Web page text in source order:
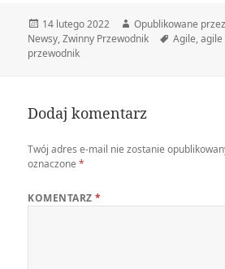
Data
publikacji
14 lutego 2022 Autor
Opublikowane
Newsy,Zwinny Przewodnik Tagi
Agile,agile
przewodnik
Dodaj komentarz
Twój adres e-mail nie zostanie
oznaczone*
KOMENTARZ*